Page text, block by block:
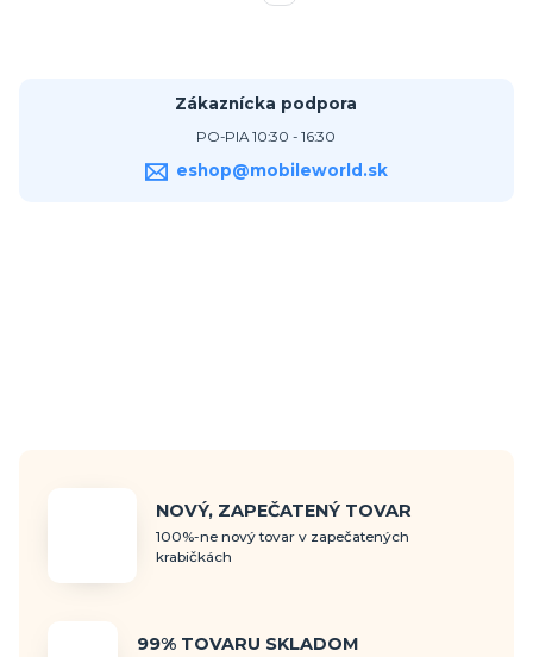
Zákaznícka podpora
PO-PIA 10:30 - 16:30
eshop@mobileworld.sk
NOVÝ, ZAPEČATENÝ TOVAR
100%-ne nový tovar v zapečatených
krabičkách
99% TOVARU SKLADOM